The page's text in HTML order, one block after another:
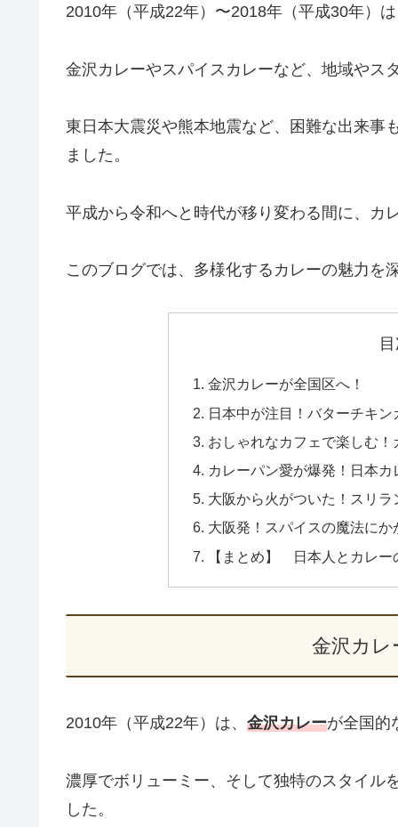
2010年（平成22年）〜2018年（平成30年）
金沢カレーやスパイスカレーなど、地域やス
東日本大震災や熊本地震など、困難な出来事
ました。
平成から令和へと時代が移り変わる間に、カ
このブログでは、多様化するカレーの魅力を
金沢カレーが全国区へ！
日本中が注目！バターチキン
おしゃれなカフェで楽しむ
カレーパン愛が爆発！日本
大阪から火がついた！スリ
大阪発！スパイスの魔法に
【まとめ】 日本人とカレー
金沢カレ
2010年（平成22年）は、 金沢カレーが全国的
濃厚でボリューミー、そして独特のスタイル
した。